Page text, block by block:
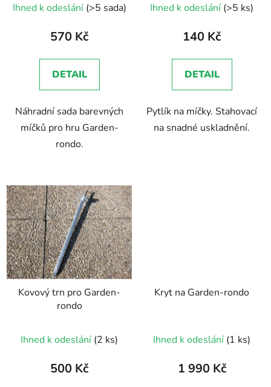
Ihned k odeslání (>5 sada)
570 Kč
DETAIL
Náhradní sada barevných
míčků pro hru Garden-
rondo.
Ihned k odeslání (>5 ks)
140 Kč
DETAIL
Pytlík na míčky. Stahovací
na snadné uskladnění.
Kovový trn pro Garden-
rondo
Ihned k odeslání (2 ks)
500 Kč
Kryt na Garden-rondo
Ihned k odeslání (1 ks)
1 990 Kč